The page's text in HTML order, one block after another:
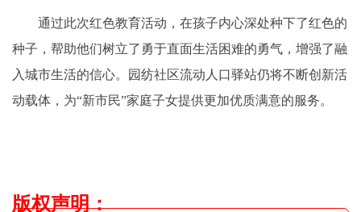
通过此次红色教育活动，在孩子内心深处种下了红色的
种子，帮助他们树立了勇于直面生活困难的勇气，增强了融
入城市生活的信心。园纺社区流动人口驿站仍将不断创新活
动载体，为“新市民”家庭子女提供更加优质满意的服务。
版权声明：